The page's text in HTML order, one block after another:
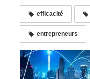
efficacité
entrepreneurs